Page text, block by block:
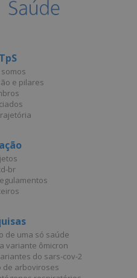
e pilares
br
de uma só saúde
variante ômicron
do sars-cov-2
de arboviroses